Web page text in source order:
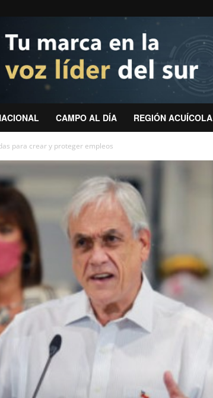
CAMPO AL DÍA REGIÓN ACUÍCOLA
para crear y proteger empleos